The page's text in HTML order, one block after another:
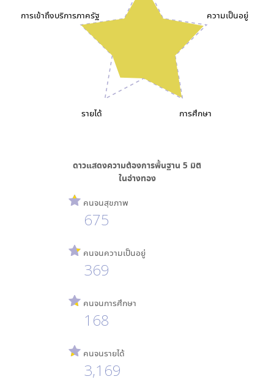
ความเป็นอยู่
การศึกษา
รายได้
การเข้าถึงบริการภาครัฐ
ดาวแสดงความต้องการพื้นฐาน 5 มิติ
ในอ่างทอง
คนจนสุขภาพ
675
คนจนความเป็นอยู่
369
คนจนการศึกษา
168
คนจนรายได้
3,169